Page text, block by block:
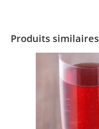
Produits similaires